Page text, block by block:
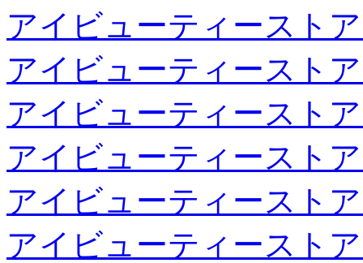
アイビューティースト
アイビューティースト
アイビューティースト
アイビューティースト
アイビューティースト
アイビューティースト